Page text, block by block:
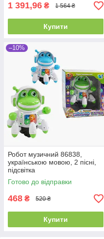
1 391,96 ₴ 1 564 ₴
Купити
–10%
Робот музичний 86838,
українською мовою, 2 пісні,
підсвітка
Готово до відправки
468 ₴ 520 ₴
Купити